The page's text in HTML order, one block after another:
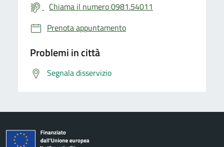
Chiama il numero 0981.54011
Prenota appuntamento
Problemi in città
Segnala disservizio